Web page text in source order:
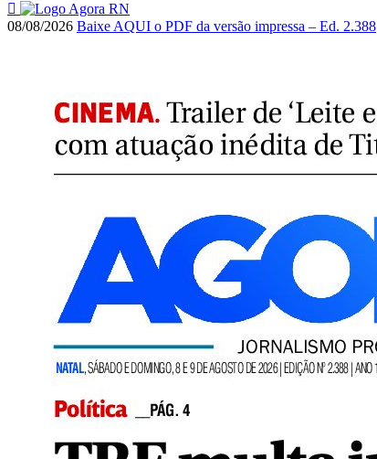
08/08/2026 Baixe AQUI o PDF da versão impressa – Ed. 2.388